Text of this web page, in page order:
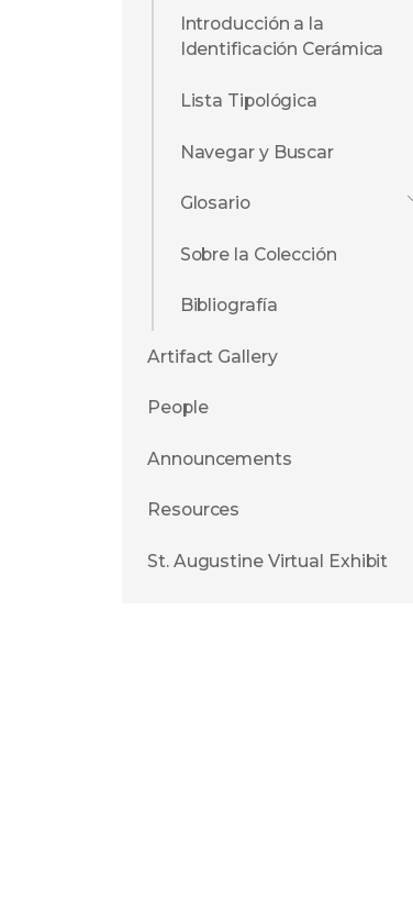
Introducción a la
Identificación Cerámica
Lista Tipológica
Navegar y Buscar
Glosario
Sobre la Colección
Bibliografía
Artifact Gallery
People
Announcements
Resources
St. Augustine Virtual Exhibit